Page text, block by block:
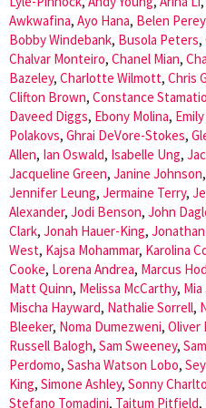
Awkwafina, Ayo Hana, Belen
Bobby Windebank, Busola Peters,
Chalvar Monteiro, Chanel Mian,
Bazeley, Charlotte Wilmott, Chris
Clifton Brown, Constance
Daveed Diggs, Ebony Molina,
Polakovs, Ghrai DeVore-Stokes,
Allen, Ian Oswald, Isabelle Ung,
Jacqueline Green, Janine Johnson,
Jennifer Leung, Jermaine Terry,
Alexander, Jodi Benson, John
Clark, Jonah Hauer-King,
West, Kajsa Mohammar, Karolina
Cooke, Lorena Andrea, Marcus
Matt Quinn, Melissa McCarthy,
Mischa Hayward, Nathalie Sorrell,
Bleeker, Noma Dumezweni, Oliver
Russell Balogh, Sam Sweeney,
Perdomo, Sasha Watson Lobo,
King, Simone Ashley, Sonny
Stefano Tomadini, Taitum Pitfield,